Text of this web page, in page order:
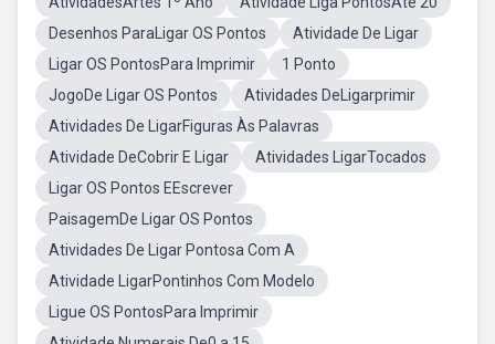
Desenhos ParaLigar OS Pontos
Atividade De Ligar
Ligar OS PontosPara Imprimir
1 Ponto
JogoDe Ligar OS Pontos
Atividades DeLigarprimir
Atividades De LigarFiguras Às Palavras
Atividade DeCobrir E Ligar
Atividades LigarTocados
Ligar OS Pontos EEscrever
PaisagemDe Ligar OS Pontos
Atividades De Ligar Pontosa Com A
Atividade LigarPontinhos Com Modelo
Ligue OS PontosPara Imprimir